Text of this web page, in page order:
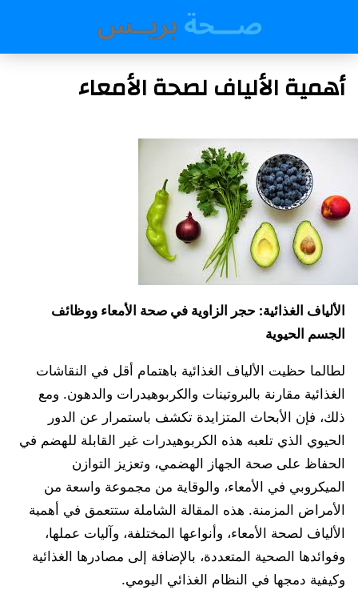
أهمية الألياف لصحة الأمعاء
الألياف الغذائية: حجر الزاوية في صحة الأمعاء ووظائف
الجسم الحيوية
لطالما حظيت الألياف الغذائية باهتمام أقل في النقاشات
الغذائية مقارنة بالبروتينات والكربوهيدرات والدهون. ومع
ذلك، فإن الأبحاث المتزايدة تكشف باستمرار عن الدور
الحيوي الذي تلعبه هذه الكربوهيدرات غير القابلة للهضم في
الحفاظ على صحة الجهاز الهضمي، وتعزيز التوازن
الميكروبي في الأمعاء، والوقاية من مجموعة واسعة من
الأمراض المزمنة. هذه المقالة الشاملة ستتعمق في أهمية
الألياف لصحة الأمعاء، وأنواعها المختلفة، وآليات عملها،
وفوائدها الصحية المتعددة، بالإضافة إلى مصادرها الغذائية
وكيفية دمجها في النظام الغذائي اليومي.